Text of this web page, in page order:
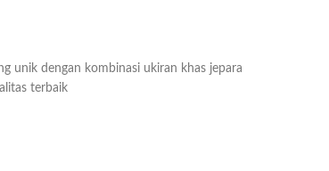
unik dengan kombinasi ukiran khas jepara
terbaik